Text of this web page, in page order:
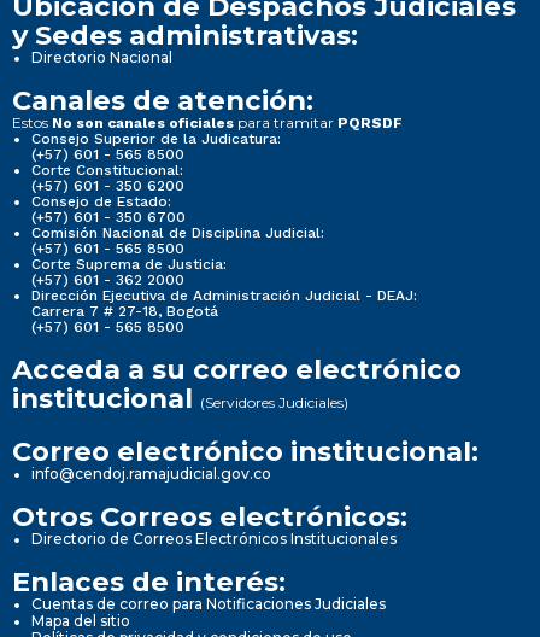
y Sedes administrativas:
Directorio Nacional
Canales de atención:
Estos No son canales oficiales para tramitar PQRSDF
Consejo Superior de la Judicatura:
(+57) 601 - 565 8500
Corte Constitucional:
(+57) 601 - 350 6200
Consejo de Estado:
(+57) 601 - 350 6700
Comisión Nacional de Disciplina Judicial:
(+57) 601 - 565 8500
Corte Suprema de Justicia:
(+57) 601 - 362 2000
Dirección Ejecutiva de Administración Judicial - DEAJ:
Carrera 7 # 27-18, Bogotá
(+57) 601 - 565 8500
Acceda a su correo electrónico
institucional (Servidores Judiciales)
Correo electrónico institucional:
info@cendoj.ramajudicial.gov.co
Otros Correos electrónicos:
Directorio de Correos Electrónicos Institucionales
Enlaces de interés:
Cuentas de correo para Notificaciones Judiciales
Mapa del sitio